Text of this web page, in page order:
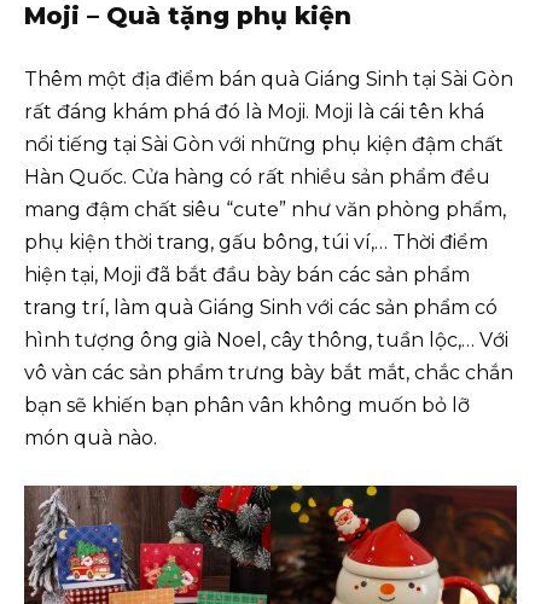
Moji – Quà tặng phụ kiện
Thêm một địa điểm bán quà Giáng Sinh tại Sài Gòn
rất đáng khám phá đó là Moji. Moji là cái tên khá
nổi tiếng tại Sài Gòn với những phụ kiện đậm chất
Hàn Quốc. Cửa hàng có rất nhiều sản phẩm đều
mang đậm chất siêu “cute” như văn phòng phẩm,
phụ kiện thời trang, gấu bông, túi ví,… Thời điểm
hiện tại, Moji đã bắt đầu bày bán các sản phẩm
trang trí, làm quà Giáng Sinh với các sản phẩm có
hình tượng ông già Noel, cây thông, tuần lộc,… Với
vô vàn các sản phẩm trưng bày bắt mắt, chắc chắn
bạn sẽ khiến bạn phân vân không muốn bỏ lỡ
món quà nào.